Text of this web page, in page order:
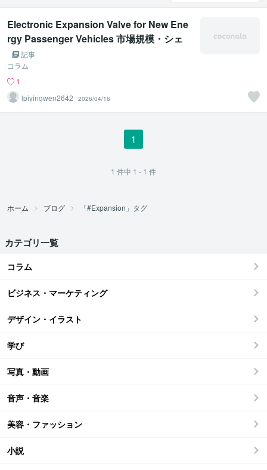
Electronic Expansion Valve for New Ene
rgy Passenger Vehicles 市場規模・シェ
ア・調査報告書 2026年
記事
コラム
1
lpiyingwen2642
2026/04/16
1
1 件中 1 - 1 件
ホーム ブログ 「#Expansion」タグ
カテゴリ一覧
コラム
ビジネス・マーケティング
デザイン・イラスト
学び
写真・動画
音声・音楽
美容・ファッション
小説